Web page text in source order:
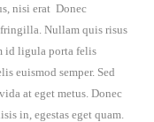
nisi erat Donec
Nullam quis risus
id ligula porta felis
euismod semper. Sed
at eget metus. Donec
in, egestas eget quam.